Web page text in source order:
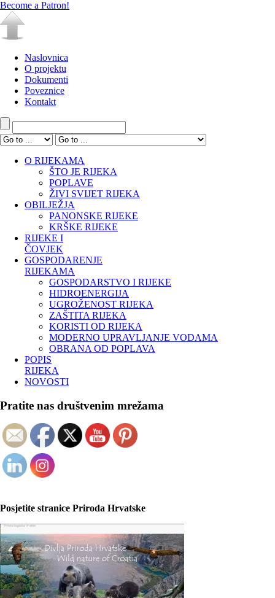
Become a Patron!
Naslovnica
O projektu
Dokumenti
Poveznice
Kontakt
O RIJEKAMA
ŠTO JE RIJEKA
POPLAVE
ŽIVI SVIJET RIJEKA
OBILJEŽJA
PANONSKE RIJEKE
KRŠKE RIJEKE
RIJEKE I
ČOVJEK
GOSPODARENJE
RIJEKAMA
GOSPODARSTVO I RIJEKE
HIDROENERGIJA
UGROŽENOST RIJEKA
ZAŠTITA RIJEKA
KORISTI OD RIJEKA
MODERNO UPRAVLJANJE VODAMA
OBRANA OD POPLAVA
POPIS
RIJEKA
NOVOSTI
Pratite nas društvenim mrežama
Posjetite stranice Priroda Hrvatske